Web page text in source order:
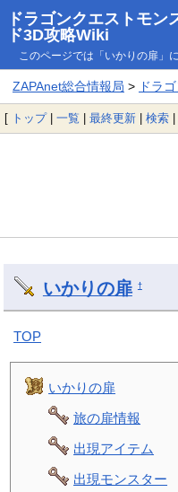
ドラゴンクエストモ
ド3D攻略Wiki
このページでは「いかりの扉」
ZAPAnet総合情報局 > ドラ
[ トップ| 一覧 | 最終更新 | 検索 |
いかりの扉 †
TOP
いかりの扉
旅の扉情報
出現アイテム
出現モンスター